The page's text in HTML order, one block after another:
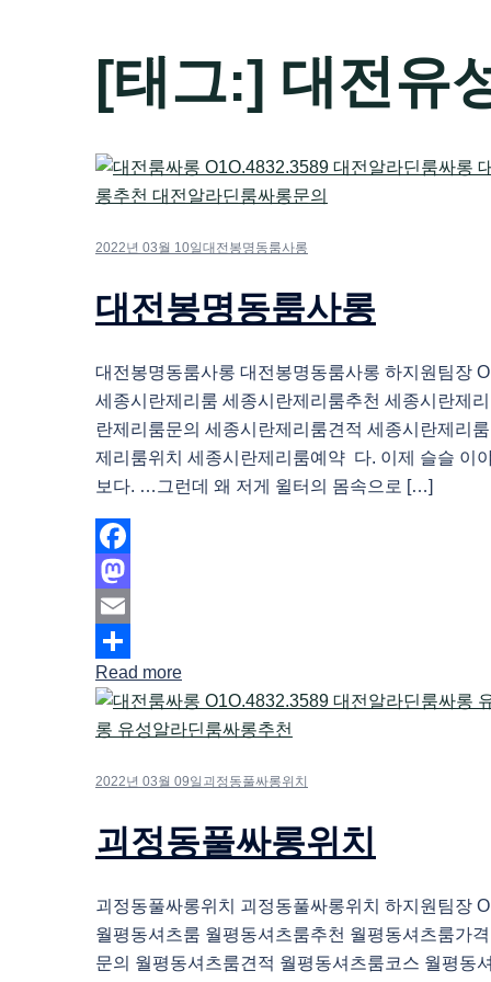
[태그:] 대전유
2022년 03월 10일대전봉명동룸사롱
대전봉명동룸사롱
대전봉명동룸사롱 대전봉명동룸사롱 하지원팀장
세종시란제리룸 세종시란제리룸추천 세종시란제
란제리룸문의 세종시란제리룸견적 세종시란제리
제리룸위치 세종시란제리룸예약 다. 이제 슬슬 이
보다. …그런데 왜 저게 윌터의 몸속으로 […]
Facebook
Mastodon
Email
Share
Read more
2022년 03월 09일 괴정동풀싸롱위치
괴정동풀싸롱위치
괴정동풀싸롱위치 괴정동풀싸롱위치 하지원팀장
월평동셔츠룸 월평동셔츠룸추천 월평동셔츠룸가
문의 월평동셔츠룸견적 월평동셔츠룸코스 월평동